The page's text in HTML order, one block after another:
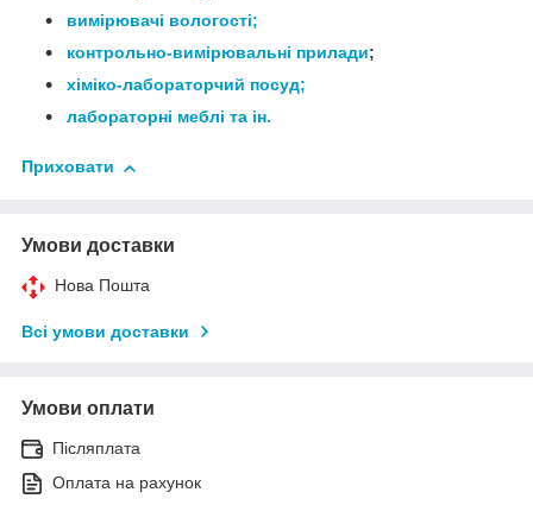
вимірювачі вологості;
контрольно-вимірювальні прилади;
хіміко-лабораторчий посуд;
лабораторні меблі та ін.
Приховати
Умови доставки
Нова Пошта
Всі умови доставки
Умови оплати
Післяплата
Оплата на рахунок